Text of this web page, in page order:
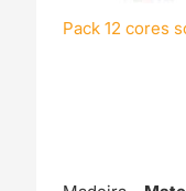
Pack 12 cores